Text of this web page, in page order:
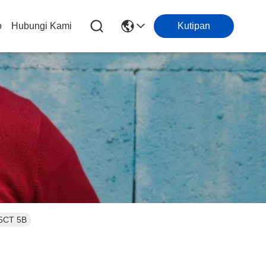
Hubungi Kami Kutipan
5B